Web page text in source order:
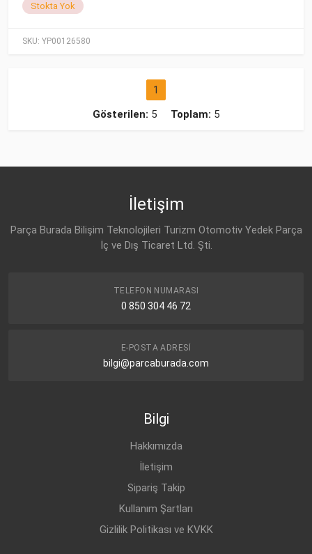
SKU: YP00126580
Stokta Yok
1
Gösterilen: 5 Toplam: 5
İletişim
Parça Burada Bilişim Teknolojileri Turizm Otomotiv Yedek Parça
İç ve Dış Ticaret Ltd. Şti.
TELEFON NUMARASI
0 850 304 46 72
E-POSTA ADRESI
bilgi@parcaburada.com
Bilgi
Hakkımızda
İletişim
Sipariş Takip
Kullanım Şartları
Gizlilik Politikası ve KVKK